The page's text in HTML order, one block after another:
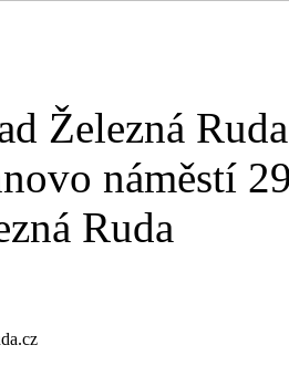
Železná Ruda
náměstí
Ruda